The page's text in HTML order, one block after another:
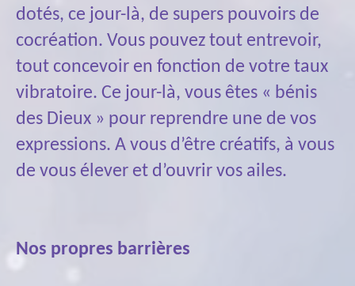
dotés, ce jour-là, de supers pouvoirs de
cocréation. Vous pouvez tout entrevoir,
tout concevoir en fonction de votre taux
vibratoire. Ce jour-là, vous êtes « bénis
des Dieux » pour reprendre une de vos
expressions. A vous d’être créatifs, à vous
de vous élever et d’ouvrir vos ailes.
Nos propres barrières